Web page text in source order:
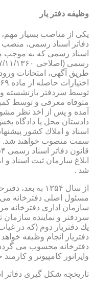
وظیفه دفتر یار
یكی از مناصب بسیار
دفاتر اسناد رسمی،
طریق آگهی، امتحانات
توسط سردفتر بازنشسته و
متوفاه معرفی و توسط
آمده و پس از اخذ نظر
دادستان محل یا
اسناد و املاك كشور
ابلاغ سازمان ثبت اسناد
شد .
از سال ۱۳۵۴
مسئول اصلی دفترخانه می
سازمان اداری دفترخانه
سردفتر و نماینده سازمان
یك دفتریار دوم (كه در
دفتریار انجام وظیفه
دفترخانه محسوب می
واپراتور كامپیوتر و
تاریخچه شكل گیری دفاتر